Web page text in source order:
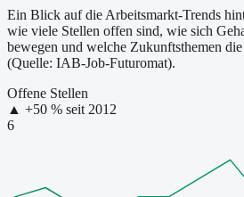
Ein Blick auf die Arbeitsmarkt-Trends
wie viele Stellen offen sind, wie sich
bewegen und welche Zukunftsthemen
(Quelle: IAB-Job-Futuromat).
Offene Stellen
▲ +50 % seit 2012
6